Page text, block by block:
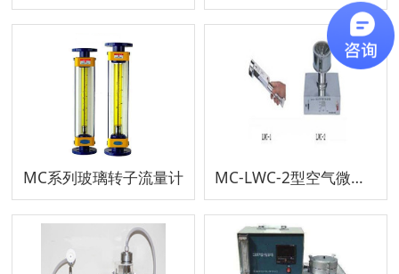
MC系列玻璃转子流量计 MC-LWC-2型空气微生物（浮游菌）采样器